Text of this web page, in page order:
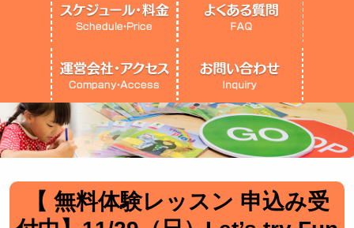
【 無料体験レッスン 申込み受